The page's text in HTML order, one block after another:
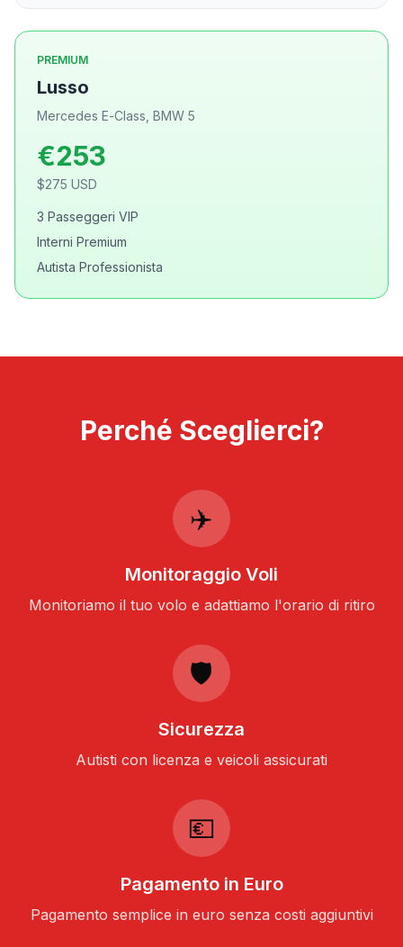
PREMIUM
Lusso
Mercedes E-Class, BMW 5
€253
$275 USD
3 Passeggeri VIP
Interni Premium
Autista Professionista
Perché Sceglierci?
✈️
Monitoraggio Voli
Monitoriamo il tuo volo e adattiamo l'orario di ritiro
🛡️
Sicurezza
Autisti con licenza e veicoli assicurati
💶
Pagamento in Euro
Pagamento semplice in euro senza costi aggiuntivi